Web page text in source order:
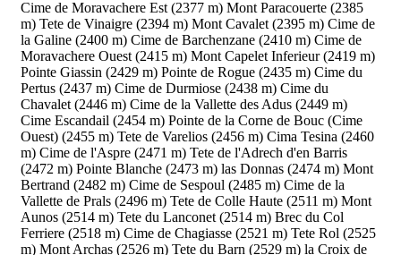
Cime de Moravachere Est (2377 m) Mont Paracouerte (2385
m) Tete de Vinaigre (2394 m) Mont Cavalet (2395 m) Cime de
la Galine (2400 m) Cime de Barchenzane (2410 m) Cime de
Moravachere Ouest (2415 m) Mont Capelet Inferieur (2419 m)
Pointe Giassin (2429 m) Pointe de Rogue (2435 m) Cime du
Pertus (2437 m) Cime de Durmiose (2438 m) Cime du
Chavalet (2446 m) Cime de la Vallette des Adus (2449 m)
Cime Escandail (2454 m) Pointe de la Corne de Bouc (Cime
Ouest) (2455 m) Tete de Varelios (2456 m) Cima Tesina (2460
m) Cime de l'Aspre (2471 m) Tete de l'Adrech d'en Barris
(2472 m) Pointe Blanche (2473 m) las Donnas (2474 m) Mont
Bertrand (2482 m) Cime de Sespoul (2485 m) Cime de la
Vallette de Prals (2496 m) Tete de Colle Haute (2511 m) Mont
Aunos (2514 m) Tete du Lanconet (2514 m) Brec du Col
Ferriere (2518 m) Cime de Chagiasse (2521 m) Tete Rol (2525
m) Mont Archas (2526 m) Tete du Barn (2529 m) la Croix de